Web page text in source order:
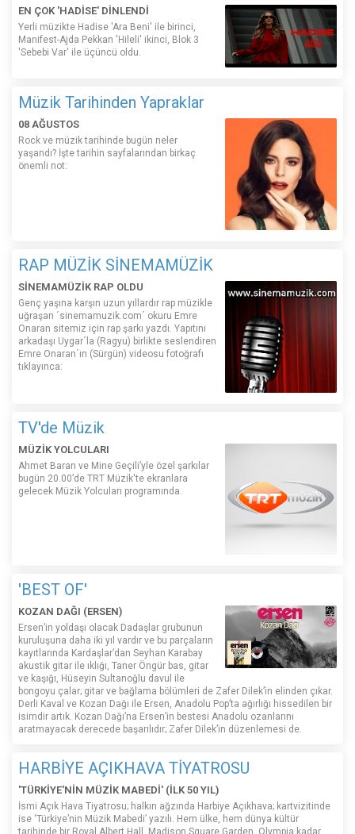
EN ÇOK 'HADİSE' DİNLENDİ
Yerli müzikte Hadise 'Ara Beni' ile birinci,
Manifest-Ajda Pekkan 'Hileli' ikinci, Blok 3
'Sebebi Var' ile üçüncü oldu.
Müzik Tarihinden Yapraklar
08 AĞUSTOS
Rock ve müzik tarihinde bugün neler
yaşandı? İşte tarihin sayfalarından birkaç
önemli not:
RAP MÜZİK SİNEMAMÜZİK
SİNEMAMÜZİK RAP OLDU
Genç yaşına karşın uzun yıllardır rap müzikle
uğraşan ´sinemamuzik.com´ okuru Emre
Onaran sitemiz için rap şarkı yazdı. Yapıtını
arkadaşı Uygar´la (Ragyu) birlikte seslendiren
Emre Onaran´ın (Sürgün) videosu fotoğrafı
tıklayınca:
TV'de Müzik
MÜZİK YOLCULARI
Ahmet Baran ve Mine Geçili’yle özel şarkılar
bugün 20.00’de TRT Müzik'te ekranlara
gelecek Müzik Yolcuları programında.
'BEST OF'
KOZAN DAĞI (ERSEN)
Ersen’in yoldaşı olacak Dadaşlar grubunun
kuruluşuna daha iki yıl vardır ve bu parçaların
kayıtlarında Kardaşlar’dan Seyhan Karabay
akustik gitar ile ıklığı, Taner Öngür bas, gitar
ve kaşığı, Hüseyin Sultanoğlu davul ile
bongoyu çalar; gitar ve bağlama bölümleri de Zafer Dilek’in elinden çıkar.
Derli Kaval ve Kozan Dağı ile Ersen, Anadolu Pop’ta ağırlığı hissedilen bir
isimdir artık. Kozan Dağı’na Ersen’in bestesi Anadolu ozanlarını
aratmayacak derecede başarılıdır; Zafer Dilek’in düzenlemesi de.
HARBİYE AÇIKHAVA TİYATROSU
'TÜRKİYE'NİN MÜZİK MABEDİ' (İLK 50 YIL)
İsmi Açık Hava Tiyatrosu; halkın ağzında Harbiye Açıkhava; kartvizitinde
ise ‘Türkiye’nin Müzik Mabedi’ yazılı. Hem ülke, hem dünya kültür